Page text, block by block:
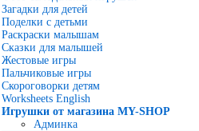
Загадки для детей
Поделки с детьми
Раскраски малышам
Сказки для малышей
Жестовые игры
Пальчиковые игры
Скороговорки детям
Worksheets English
Игрушки от магазина MY-SHOP
Админка